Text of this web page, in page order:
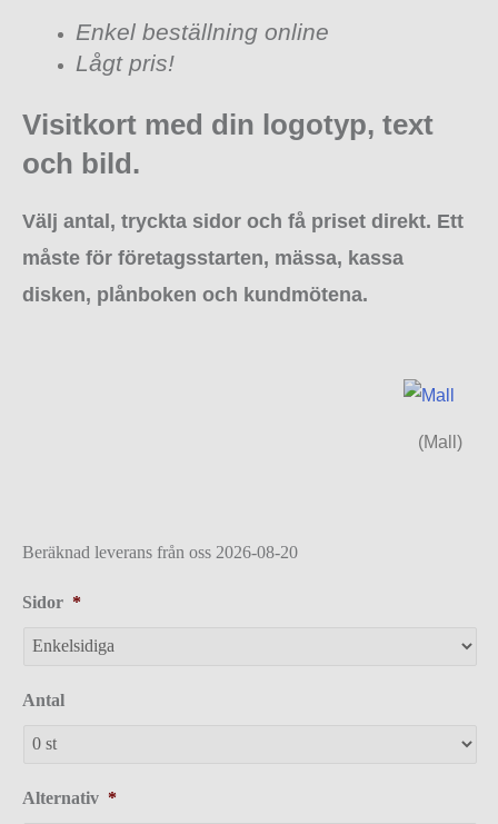
Enkel beställning online
Lågt pris!
Visitkort med din logotyp, text
och bild.
Välj antal, tryckta sidor och få priset direkt. Ett
måste för företagsstarten, mässa, kassa
disken, plånboken och kundmötena.
(Mall)
Beräknad leverans från oss 2026-08-20
Sidor *
Antal
Alternativ *